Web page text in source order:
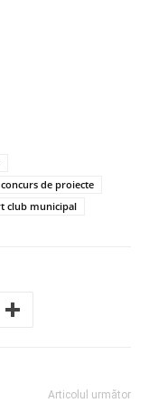
concurs de proiecte
club municipal
Articolul următor